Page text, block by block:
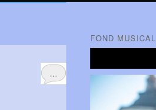
…
FOND MUSICAL